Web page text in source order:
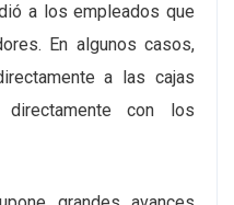
a los empleados que
En algunos casos,
a las cajas
directamente con los